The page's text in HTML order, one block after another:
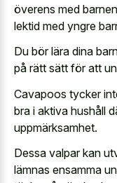
överens med
lektid med yngre
Du bör lära dina
på rätt sätt för att
Cavapoos tycker
bra i aktiva hushåll
uppmärksamhet.
Dessa valpar kan
lämnas ensamma